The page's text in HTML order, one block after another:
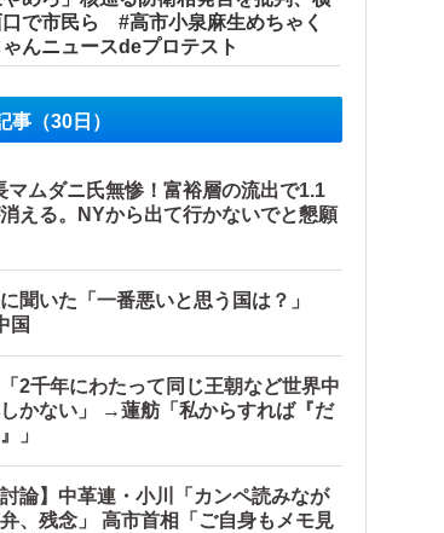
……他
で市民ら #高市小泉麻生めちゃく
んニュースdeプロテスト
事（30日）
マムダニ氏無惨！富裕層の流出で1.1
える。NYから出て行かないでと懇願
聞いた「一番悪いと思う国は？」
国
2千年にわたって同じ王朝など世界中
かない」 →蓮舫「私からすれば『だ
」
討論】中革連・小川「カンペ読みなが
、残念」 高市首相「ご自身もメモ見